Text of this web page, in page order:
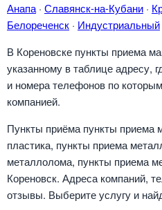
Анапа · Славянск-на-Кубани ·
Белореченск · Индустриальный
В Кореновске пункты приема
указанному в таблице адресу,
и номера телефонов по
компанией.
Пункты приёма пункты приема
пластика, пункты приема
металлолома, пункты приема
Кореновск. Адреса компаний,
отзывы. Выберите услугу и